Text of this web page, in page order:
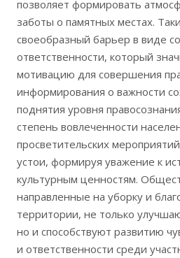
позволяет формировать
заботы о памятных местах.
своеобразный барьер в виде
ответственности, который
мотивацию для совершения
информирования о важности
поднятия уровня
степень вовлеченности
просветительских
устои, формируя уважение к
культурным ценностям.
направленные на уборку и
территории, не только
но и способствуют развитию
и ответственности среди